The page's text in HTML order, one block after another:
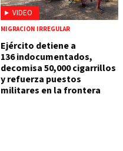
VIDEO
MIGRACIÓN IRREGULAR
Ejército detiene a
136 indocumentados,
decomisa 50,000 cigarrillos
y refuerza puestos
militares en la frontera